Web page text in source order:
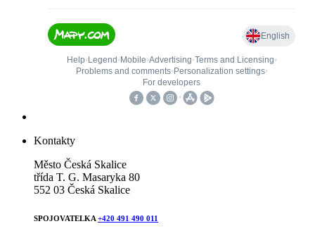
Kontakty
Město Česká Skalice
třída T. G. Masaryka 80
552 03 Česká Skalice
SPOJOVATELKA +420 491 490 011